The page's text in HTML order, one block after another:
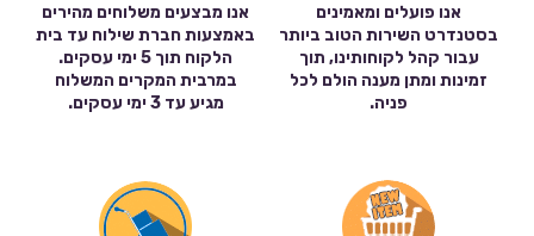
אנו פועלים ומאמינים
בסטנדרט השירות הטוב ביותר
עבור קהל לקוחותינו, תוך
זמינות ומתן מענה הולם לכל
פניה.
אנו מבצעים משלוחים מהירים
באמצעות חברת שילוח עד בית
הלקוח תוך 5 ימי עסקים.
במרבית המקרים המשלוח
מגיע עד 3 ימי עסקים.